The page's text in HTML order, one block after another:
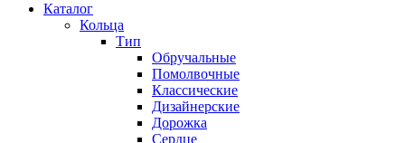
Каталог
Кольца
Тип
Обручальные
Помолвочные
Классические
Дизайнерские
Дорожка
Сердце